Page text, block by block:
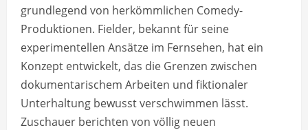
grundlegend von herkömmlichen Comedy-
Produktionen. Fielder, bekannt für seine
experimentellen Ansätze im Fernsehen, hat ein
Konzept entwickelt, das die Grenzen zwischen
dokumentarischem Arbeiten und fiktionaler
Unterhaltung bewusst verschwimmen lässt.
Zuschauer berichten von völlig neuen